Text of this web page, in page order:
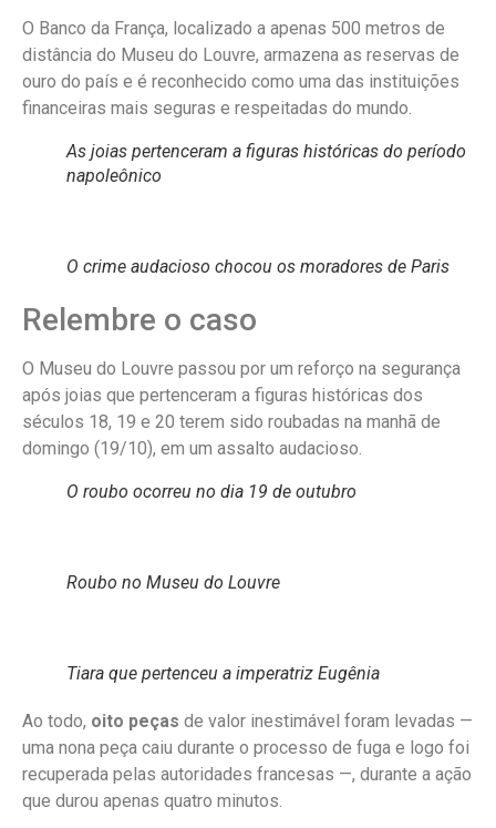
O Banco da França, localizado a apenas 500 metros de
distância do Museu do Louvre, armazena as reservas de
ouro do país e é reconhecido como uma das instituições
financeiras mais seguras e respeitadas do mundo.
As joias pertenceram a figuras históricas do período
napoleônico
O crime audacioso chocou os moradores de Paris
Relembre o caso
O Museu do Louvre passou por um reforço na segurança
após joias que pertenceram a figuras históricas dos
séculos 18, 19 e 20 terem sido roubadas na manhã de
domingo (19/10), em um assalto audacioso.
O roubo ocorreu no dia 19 de outubro
Roubo no Museu do Louvre
Tiara que pertenceu a imperatriz Eugênia
Ao todo, oito peças de valor inestimável foram levadas —
uma nona peça caiu durante o processo de fuga e logo foi
recuperada pelas autoridades francesas —, durante a ação
que durou apenas quatro minutos.